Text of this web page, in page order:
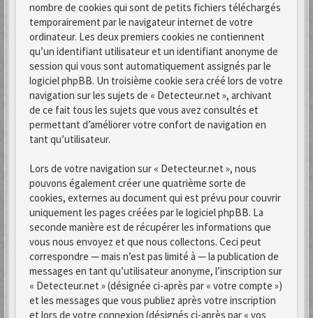
nombre de cookies qui sont de petits fichiers téléchargés
temporairement par le navigateur internet de votre
ordinateur. Les deux premiers cookies ne contiennent
qu’un identifiant utilisateur et un identifiant anonyme de
session qui vous sont automatiquement assignés par le
logiciel phpBB. Un troisième cookie sera créé lors de votre
navigation sur les sujets de « Detecteur.net », archivant
de ce fait tous les sujets que vous avez consultés et
permettant d’améliorer votre confort de navigation en
tant qu’utilisateur.
Lors de votre navigation sur « Detecteur.net », nous
pouvons également créer une quatrième sorte de
cookies, externes au document qui est prévu pour couvrir
uniquement les pages créées par le logiciel phpBB. La
seconde manière est de récupérer les informations que
vous nous envoyez et que nous collectons. Ceci peut
correspondre — mais n’est pas limité à — la publication de
messages en tant qu’utilisateur anonyme, l’inscription sur
« Detecteur.net » (désignée ci-après par « votre compte »)
et les messages que vous publiez après votre inscription
et lors de votre connexion (désignés ci-après par « vos